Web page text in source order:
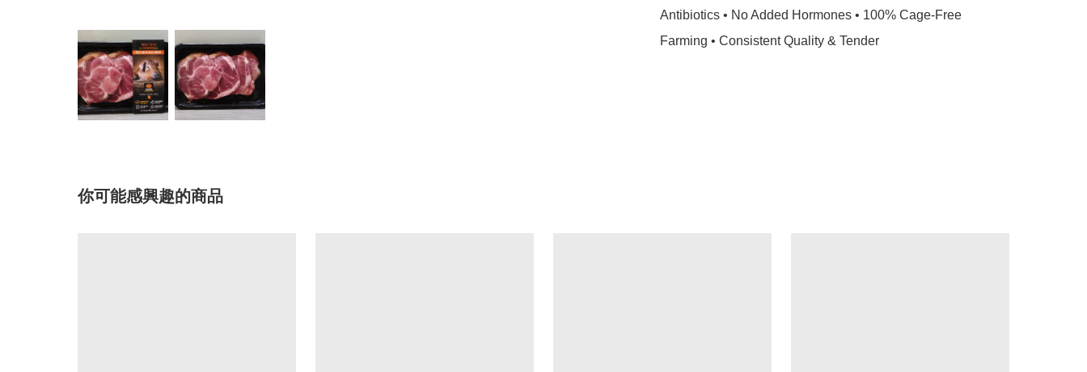
Antibiotics • No Added Hormones • 100% Cage-Free
Farming • Consistent Quality & Tender
你可能感興趣的商品